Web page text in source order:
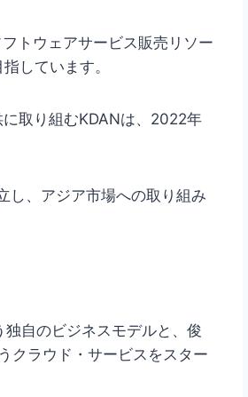
トウェアサービス販売リソー
しています。
取り組むKDANは、2022年
し、アジア市場への取り組み
自のビジネスモデルと、俊
クラウド・サービスをスター